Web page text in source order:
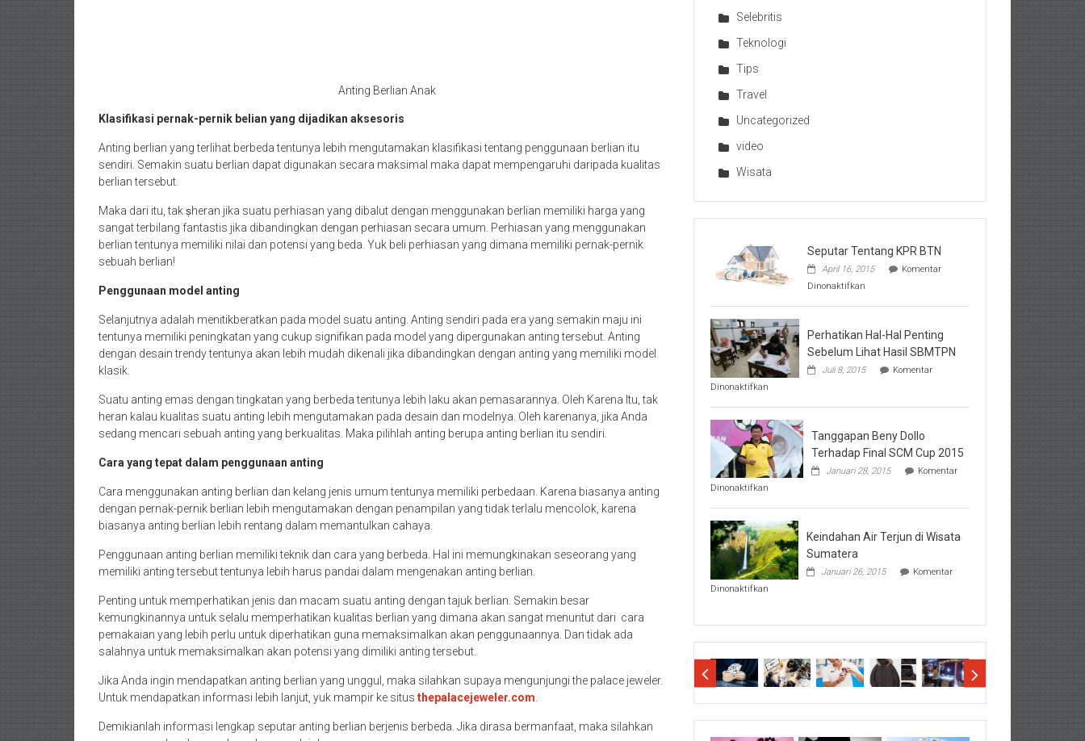
Anting Berlian Anak
Klasifikasi pernak-pernik belian yang dijadikan aksesoris
Anting berlian yang terlihat berbeda tentunya lebih mengutamakan klasifikasi tentang penggunaan berlian itu
sendiri. Semakin suatu berlian dapat digunakan secara maksimal maka dapat mempengaruhi daripada kualitas
berlian tersebut.
Maka dari itu, tak ṣheran jika suatu perhiasan yang dibalut dengan menggunakan berlian memiliki harga yang
sangat terbilang fantastis jika dibandingkan dengan perhiasan secara umum. Perhiasan yang menggunakan
berlian tentunya memiliki nilai dan potensi yang beda. Yuk beli perhiasan yang dimana memiliki pernak-pernik
sebuah berlian!
Penggunaan model anting
Selanjutnya adalah menitikberatkan pada model suatu anting. Anting sendiri pada era yang semakin maju ini
tentunya memiliki peningkatan yang cukup signifikan pada model yang dipergunakan anting tersebut. Anting
dengan desain trendy tentunya akan lebih mudah dikenali jika dibandingkan dengan anting yang memiliki model
klasik.
Suatu anting emas dengan tingkatan yang berbeda tentunya lebih laku akan pemasarannya. Oleh Karena Itu, tak
heran kalau kualitas suatu anting lebih mengutamakan pada desain dan modelnya. Oleh karenanya, jika Anda
sedang mencari sebuah anting yang berkualitas. Maka pilihlah anting berupa anting berlian itu sendiri.
Cara yang tepat dalam penggunaan anting
Cara menggunakan anting berlian dan kelang jenis umum tentunya memiliki perbedaan. Karena biasanya anting
dengan pernak-pernik berlian lebih mengutamakan dengan penampilan yang tidak terlalu mencolok, karena
biasanya anting berlian lebih rentang dalam memantulkan cahaya.
Penggunaan anting berlian memiliki teknik dan cara yang berbeda. Hal ini memungkinakan seseorang yang
memiliki anting tersebut tentunya lebih harus pandai dalam mengenakan anting berlian.
Penting untuk memperhatikan jenis dan macam suatu anting dengan tajuk berlian. Semakin besar
kemungkinannya untuk selalu memperhatikan kualitas berlian yang dimana akan sangat menuntut dari cara
pemakaian yang lebih perlu untuk diperhatikan guna memaksimalkan akan penggunaannya. Dan tidak ada
salahnya untuk memaksimalkan akan potensi yang dimiliki anting tersebut.
Jika Anda ingin mendapatkan anting berlian yang unggul, maka silahkan supaya mengunjungi the palace jeweler.
Untuk mendapatkan informasi lebih lanjut, yuk mampir ke situs thepalacejeweler.com
Demikianlah informasi lengkap seputar anting berlian berjenis berbeda. Jika dirasa bermanfaat, maka silahkan
Selebritis
Teknologi
Tips
Travel
Uncategorized
video
Wisata
Seputar Tentang KPR BTN
April 16, 2015
Komentar
Dinonaktifkan
Tentang
BTN
Perhatikan Hal-Hal Penting
Sebelum Lihat Hasil SBMTPN
Juli 8, 2015
Komentar
Dinonaktifkan
Hal-
Hal
Penting
Sebelum
Lihat
Hasil
Tanggapan Beny Dollo
Terhadap Final SCM Cup 2015
Januari 28, 2015
Komentar
Dinonaktifkan
Beny
Dollo
Terhadap
Final
SCM
Cup
Keindahan Air Terjun di Wisata
Sumatera
Januari 26, 2015
Komentar
Dinonaktifkan
Terjun
Sumatera